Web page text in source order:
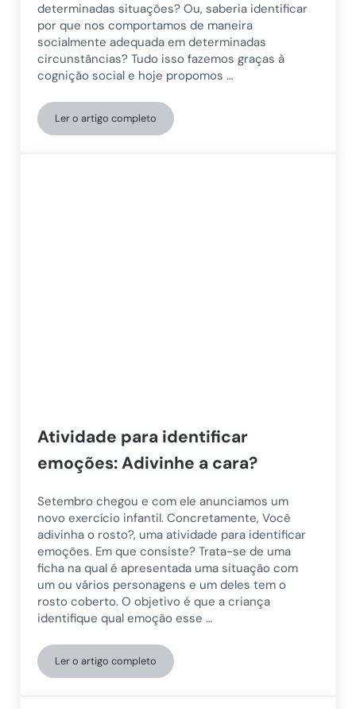
determinadas situações? Ou, saberia identificar
por que nos comportamos de maneira
socialmente adequada em determinadas
circunstâncias? Tudo isso fazemos graças à
cognição social e hoje propomos …
Ler o artigo completoA cognição social ou como compreender as
Atividade para identificar
emoções: Adivinhe a cara?
Setembro chegou e com ele anunciamos um
novo exercício infantil. Concretamente, Você
adivinha o rosto?, uma atividade para identificar
emoções. Em que consiste? Trata-se de uma
ficha na qual é apresentada uma situação com
um ou vários personagens e um deles tem o
rosto coberto. O objetivo é que a criança
identifique qual emoção esse …
Ler o artigo completoAtividade para identificar emoções: Adivinhe a cara?